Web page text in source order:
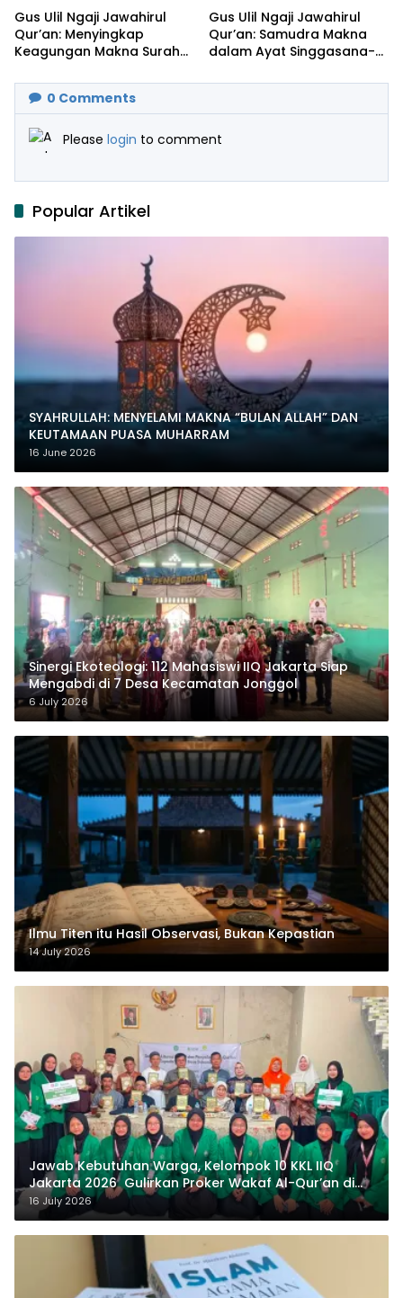
Gus Ulil Ngaji Jawahirul
Qur’an: Menyingkap
Keagungan Makna Surah
Gus Ulil Ngaji Jawahirul
Qur’an: Samudra Makna
dalam Ayat Singgasana-
0 Comments
Please login to comment
Popular Artikel
SYAHRULLAH: MENYELAMI MAKNA “BULAN ALLAH” DAN
KEUTAMAAN PUASA MUHARRAM
16 June 2026
‎Sinergi Ekoteologi: 112 Mahasiswi IIQ Jakarta Siap
Mengabdi di 7 Desa Kecamatan Jonggol
6 July 2026
Ilmu Titen itu Hasil Observasi, Bukan Kepastian
14 July 2026
Jawab Kebutuhan Warga, Kelompok 10 KKL IIQ
Jakarta 2026 Gulirkan Proker Wakaf Al-Qur’an di
Sukamanah
16 July 2026